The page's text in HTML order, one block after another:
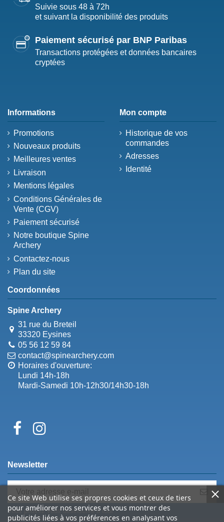
Suivie sous 48 à 72h
et suivant la disponibilité des produits
Paiement sécurisé par BNP Paribas
Transactions protégées et données bancaires
cryptées
Informations
Promotions
Nouveaux produits
Meilleures ventes
Livraison
Mentions légales
Conditions Générales de
Vente (CGV)
Paiement sécurisé
Notre boutique Spine
Archery
Contactez-nous
Plan du site
Mon compte
Historique de vos
commandes
Adresses
Identité
Coordonnées
Spine Archery
31 rue du Breteil
33320 Eysines
05 56 12 59 84
contact@spinearchery.com
Horaires d'ouverture:
Lundi 14h-18h
Mardi-Samedi 10h-12h30/14h30-18h
Ce site Web utilise ses propres cookies et ceux de tiers
pour améliorer nos services et vous montrer des
publicités liées à vos préférences en analysant vos
Newsletter
Vous pouvez vous désinscrire à tout
moment. Vous trouverez pour cela nos